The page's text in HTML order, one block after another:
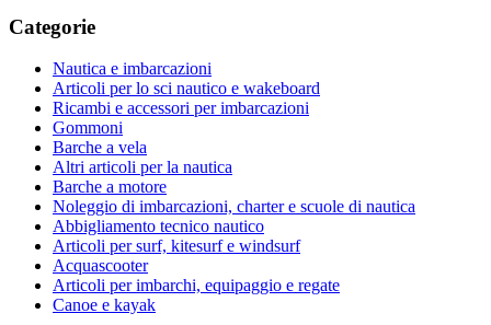
Categorie
Nautica e imbarcazioni
Articoli per lo sci nautico e wakeboard
Ricambi e accessori per imbarcazioni
Gommoni
Barche a vela
Altri articoli per la nautica
Barche a motore
Noleggio di imbarcazioni, charter e scuole di nautica
Abbigliamento tecnico nautico
Articoli per surf, kitesurf e windsurf
Acquascooter
Articoli per imbarchi, equipaggio e regate
Canoe e kayak